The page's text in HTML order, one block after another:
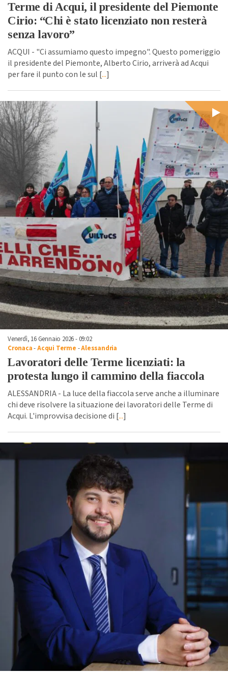
Terme di Acqui, il presidente del Piemonte
Cirio: “Chi è stato licenziato non resterà
senza lavoro”
ACQUI - "Ci assumiamo questo impegno". Questo pomeriggio
il presidente del Piemonte, Alberto Cirio, arriverà ad Acqui
per fare il punto con le sul [...]
Venerdì, 16 Gennaio 2026 - 09:02
Cronaca-Acqui Terme -Alessandria
Lavoratori delle Terme licenziati: la
protesta lungo il cammino della fiaccola
ALESSANDRIA - La luce della fiaccola serve anche a illuminare
chi deve risolvere la situazione dei lavoratori delle Terme di
Acqui. L'improvvisa decisione di [...]